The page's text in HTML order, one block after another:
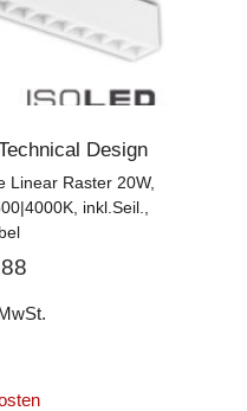
Design
Linear Raster 20W,
inkl.Seil.,